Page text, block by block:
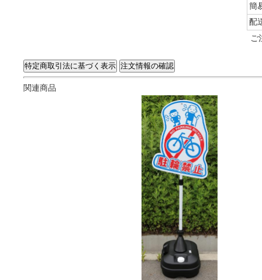
簡
配
ご
関連商品